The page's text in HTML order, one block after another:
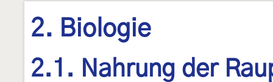
2. Biologie
2.1. Nahrung der